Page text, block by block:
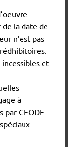
de la date de
n’est pas
et
à
par GEODE